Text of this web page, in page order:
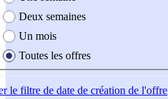
Deux semaines
Un mois
Toutes les offres
le filtre de date de création de l'offre